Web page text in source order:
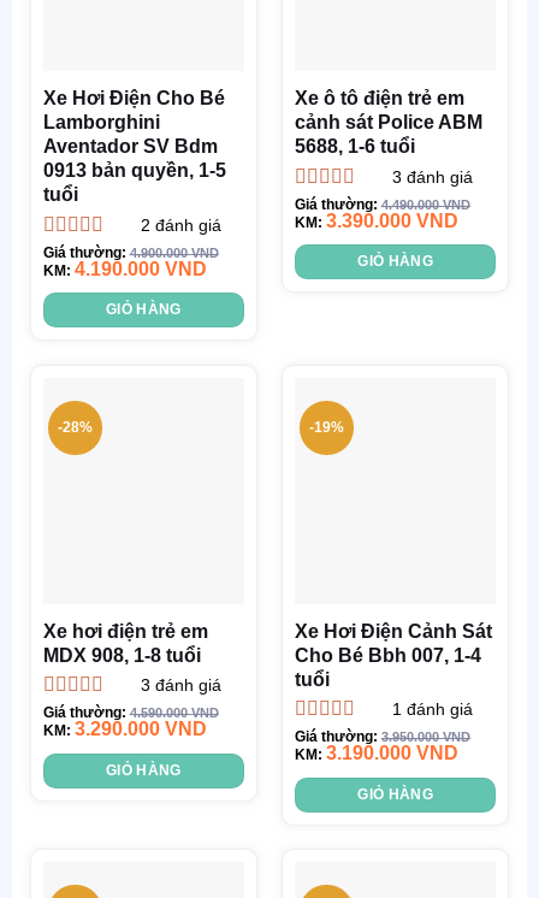
Xe Hơi Điện Cho Bé
Lamborghini
Aventador SV Bdm
0913 bản quyền, 1-5
tuổi
Được xếp
hạng4.50
5 sao
2 đánh giá
Giá thường:4.900.000VND
KM: 4.190.000 VND
GIỎ HÀNG
Xe ô tô điện trẻ em
cảnh sát Police ABM
5688, 1-6 tuổi
Được xếp
hạng5.005
sao
3 đánh giá
Giá thường:4.490.000VND
KM: 3.390.000 VND
GIỎ HÀNG
-28%
Xe hơi điện trẻ em
MDX 908, 1-8 tuổi
Được xếp
hạng5.005
sao
3 đánh giá
Giá thường:4.590.000VND
KM: 3.290.000 VND
GIỎ HÀNG
-19%
Xe Hơi Điện Cảnh Sát
Cho Bé Bbh 007, 1-4
tuổi
Được xếp
hạng5.005
sao
1 đánh giá
Giá thường:3.950.000VND
KM: 3.190.000 VND
GIỎ HÀNG